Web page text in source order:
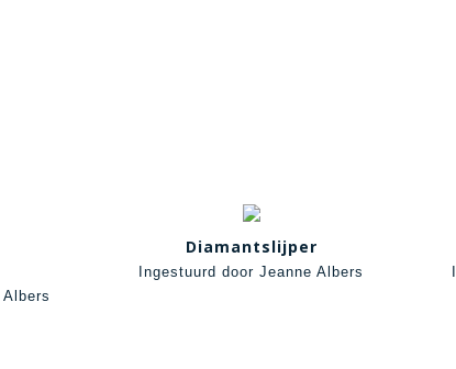
Diamantslijper
Ingestuurd door Jeanne Albers